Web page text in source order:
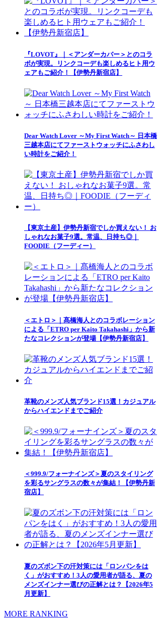
『LOVOT』｜＜アンダーカバー＞とのコラ
ボが実現。リンクコーデも楽しめるヒト用ウ
ェアもご紹介！【伊勢丹新宿店】
Dear Watch Lover ～My First Watch～ 日本橋
三越本店にてファーストウォッチにふさわし
い時計をご紹介！
【東京土産】伊勢丹新宿でしか買えない！ お
しゃれなお菓子9選。常温、日持ち◎｜
FOODIE（フーディー）
＜エトロ＞｜髙橋海人とのコラボレーション
による「ETRO per Kaito Takahashi」から新
たなコレクションが登場【伊勢丹新宿店】
革靴のメンズ人気ブランド15選！カジュアル
からハイエンドまでご紹介
＜999.9/フォーナインズ＞夏のスタイリング
を彩るサングラスの数々が集結！【伊勢丹新
宿店】
夏のズボン下の汗対策には「ロンパンをは
く」がおすすめ！3人の愛用者が語る、夏の
メンズインナー選びの正解とは？【2026年5
月更新】
MORE RANKING